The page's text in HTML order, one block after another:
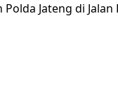
Jateng di Jalan